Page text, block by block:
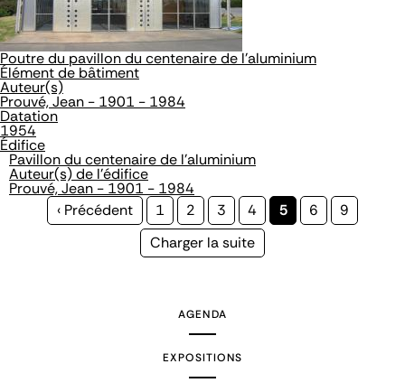
Poutre du pavillon du centenaire de l'aluminium
Élément de bâtiment
Auteur(s)
Prouvé, Jean - 1901 - 1984
Datation
1954
Édifice
Pavillon du centenaire de l'aluminium
Auteur(s) de l'édifice
Prouvé, Jean - 1901 - 1984
Page
‹ Précédent Page
1 Page
2 Page
3 Page
4
Page
5 Page
6 Page
9
Page
Charger la suite
AGENDA
EXPOSITIONS